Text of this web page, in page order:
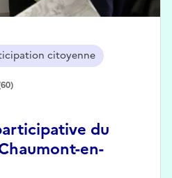
du
en-
citoyenne